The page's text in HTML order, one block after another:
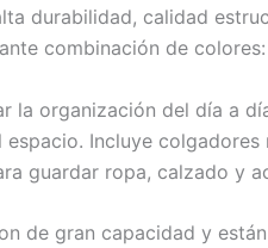
durabilidad, calidad
combinación de
la organización del día a
Incluye
guardar ropa, calzado y
de gran capacidad y